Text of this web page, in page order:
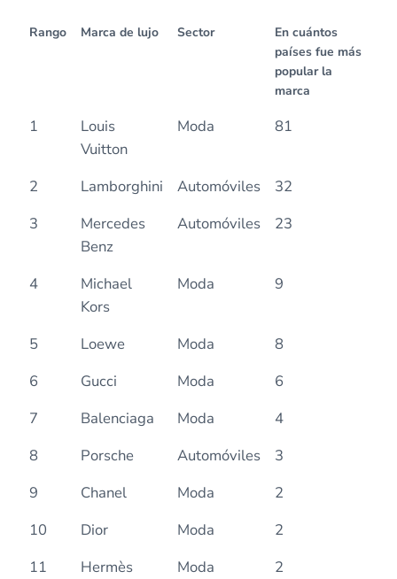
Rango Marca de lujo Sector
En cuántos
países fue más
popular la
marca
1
Louis
Vuitton
Moda 81
2 Lamborghini Automóviles
32
3
Mercedes
Benz
Automóviles 23
4
Michael
Kors
Moda 9
5 Loewe Moda
8
6
Gucci Moda
6
7
Balenciaga Moda
4
8
Porsche Automóviles
3
9
Chanel Moda
2
10
Dior Moda
2
11
Hermès Moda
2